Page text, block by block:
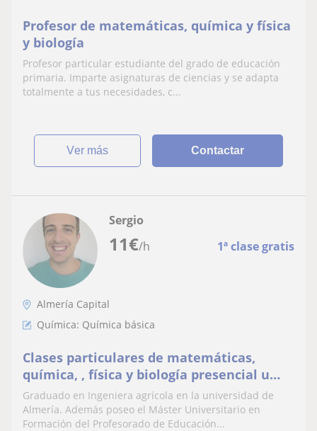
Profesor de matemáticas, química y física
y biología
Profesor particular estudiante del grado de educación
primaria. Imparte asignaturas de ciencias y se adapta
totalmente a tus necesidades, c...
ver más Contactar
11€/h 1ª clase gratis
Sergio
Almería Capital
Química: Química básica
Clases particulares de matemáticas,
química, , física y biología presencial u
online
Graduado en Ingeniera agrícola en la universidad de
Almería. Además poseo el Máster Universitario en
Formación del Profesorado de Educación...